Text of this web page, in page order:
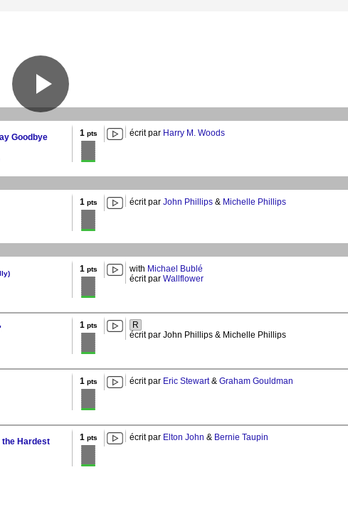
Goodbye
1 pts écrit par Harry M. Woods
1 pts écrit par John Phillips & Michelle Phillips
1 pts with Michael Bublé
écrit par Wallflower
1 pts
R
écrit par John Phillips & Michelle Phillips
1 pts écrit par Eric Stewart& Graham Gouldman
the Hardest
1 pts écrit par Elton John & Bernie Taupin